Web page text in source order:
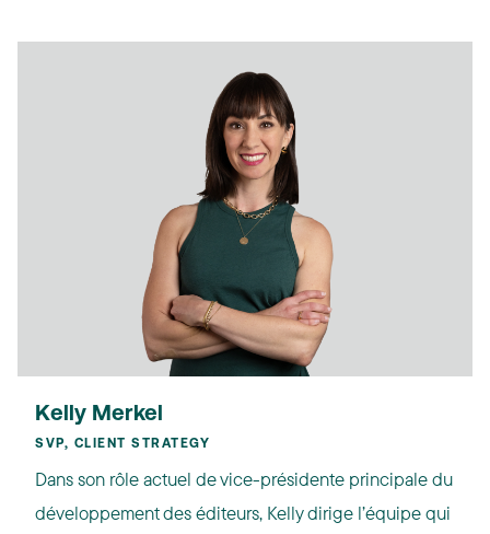
Kelly Merkel
SVP, CLIENT STRATEGY
Dans son rôle actuel de vice-présidente principale du
développement des éditeurs, Kelly dirige l’équipe qui